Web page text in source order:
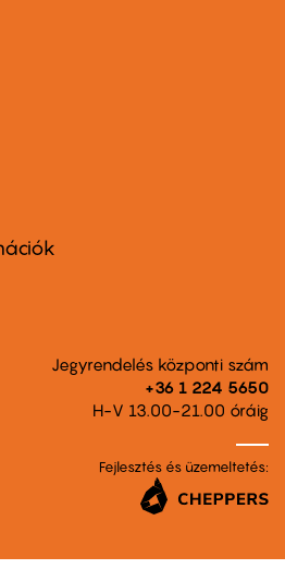
Jegyrendelés központi szám
+36 1 224 5650
H-V 13.00-21.00 óráig
Fejlesztés és üzemeltetés: